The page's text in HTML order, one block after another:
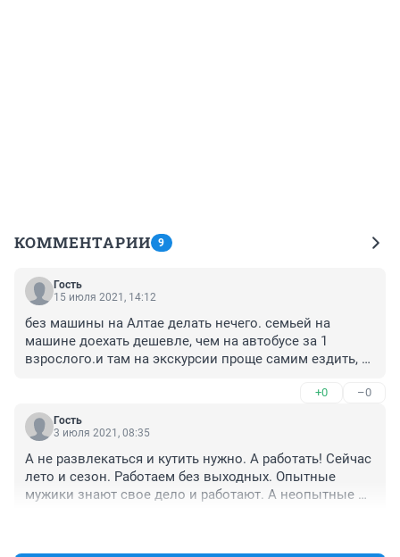
КОММЕНТАРИИ 9
Гость
15 июля 2021, 14:12
без машины на Алтае делать нечего. семьей на
машине доехать дешевле, чем на автобусе за 1
взрослого.и там на экскурсии проще самим ездить,
+0 –0
Гость
3 июля 2021, 08:35
А не развлекаться и кутить нужно. А работать! Сейчас
лето и сезон. Работаем без выходных. Опытные
мужики знают свое дело и работают. А неопытные